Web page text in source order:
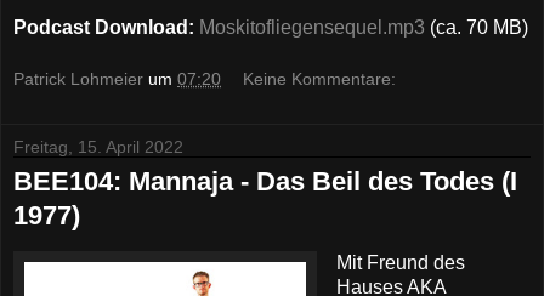
Podcast Download: Moskitofliegensequel.mp3 (ca. 70 MB)
Patrick Lohmeier um 07:20 Keine Kommentare:
Freitag, 15. April 2022
BEE104: Mannaja - Das Beil des Todes (I
1977)
Mit Freund des
Hauses AKA